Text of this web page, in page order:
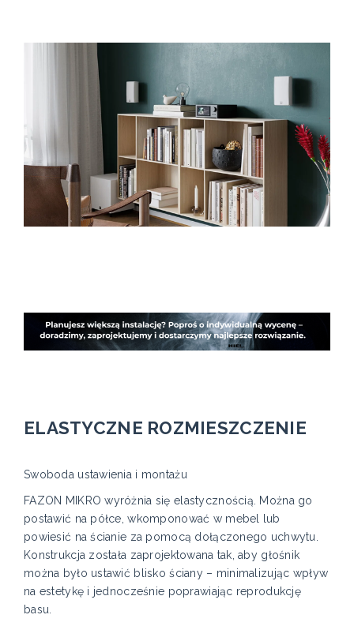
ELASTYCZNE ROZMIESZCZENIE
Swoboda ustawienia i montażu
FAZON MIKRO wyróżnia się elastycznością. Można go
postawić na półce, wkomponować w mebel lub
powiesić na ścianie za pomocą dołączonego uchwytu.
Konstrukcja została zaprojektowana tak, aby głośnik
można było ustawić blisko ściany – minimalizując wpływ
na estetykę i jednocześnie poprawiając reprodukcję
basu.